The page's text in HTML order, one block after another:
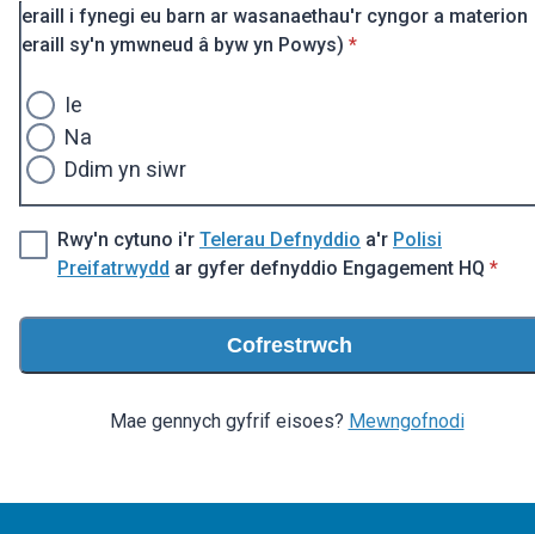
eraill i fynegi eu barn ar wasanaethau'r cyngor a materion
eraill sy'n ymwneud â byw yn Powys) * Ofynnol
*
Ie
Na
Ddim yn siwr
Rwy'n cytuno i'r Telerau Defnyddio a'r Polisi
Preifatrwydd ar gyfer defnyddio Engagement HQ *
*
Cofrestrwch
Mae gennych gyfrif eisoes? Mewngofnodi